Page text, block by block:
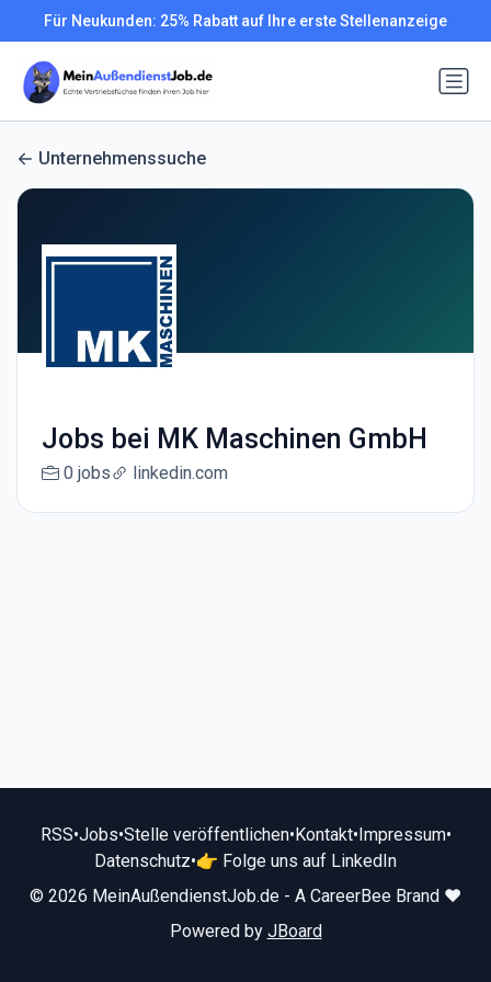
Für Neukunden: 25% Rabatt auf Ihre erste Stellenanzeige
Unternehmenssuche
Jobs bei MK Maschinen GmbH
0 jobs linkedin.com
RSS•Jobs•Stelle veröffentlichen•Kontakt•Impressum•
Datenschutz•👉 Folge uns auf LinkedIn
© 2026 MeinAußendienstJob.de - A CareerBee Brand ❤️
Powered by JBoard